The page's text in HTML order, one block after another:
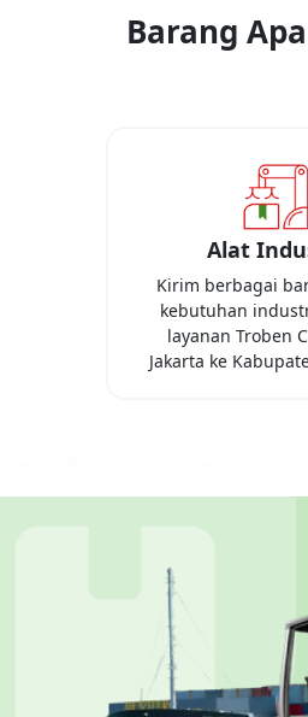
Barang
Alat
Kirim berbagai
kebutuhan
layanan Troben
Jakarta ke